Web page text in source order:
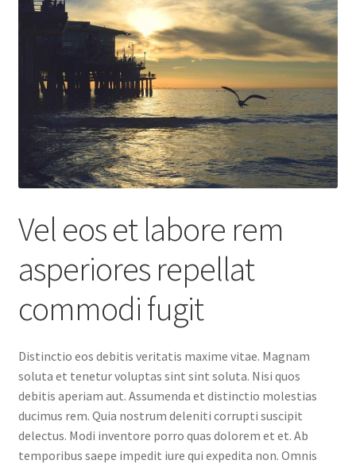
Vel eos et labore rem
asperiores repellat
commodi fugit
Distinctio eos debitis veritatis maxime vitae. Magnam
soluta et tenetur voluptas sint sint soluta. Nisi quos
debitis aperiam aut. Assumenda et distinctio molestias
ducimus rem. Quia nostrum deleniti corrupti suscipit
delectus. Modi inventore porro quas dolorem et et. Ab
temporibus saepe impedit iure qui expedita non. Omnis